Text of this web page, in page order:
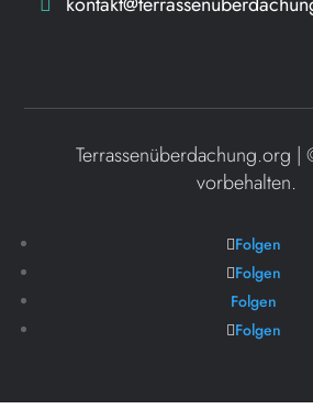
Terrassenüberdachung.org |
vorbehalten.
Folgen
Folgen
Folgen
Folgen